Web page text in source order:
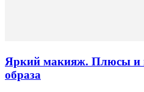
Яркий макияж. Плюсы и
образа